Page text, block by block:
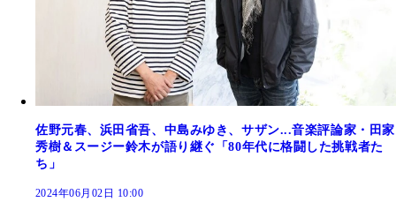
佐野元春、浜田省吾、中島みゆき、サザン...音楽評論家・田家
秀樹＆スージー鈴木が語り継ぐ「80年代に格闘した挑戦者た
ち」
2024年06月02日 10:00